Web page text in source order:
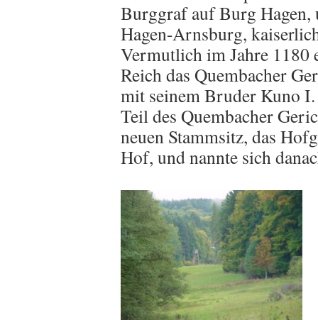
Burggraf auf Burg
Hagen-Arnsburg,
Vermutlich im Jahre 1180
Reich das Quembacher
mit seinem Bruder Kuno
Teil des Quembacher
neuen Stammsitz, das
Hof, und nannte sich